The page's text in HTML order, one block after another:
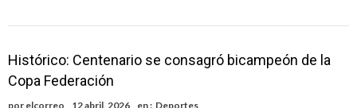
Histórico: Centenario se consagró bicampeón de la
Copa Federación
por elcorreo 12 abril, 2026 en : Deportes